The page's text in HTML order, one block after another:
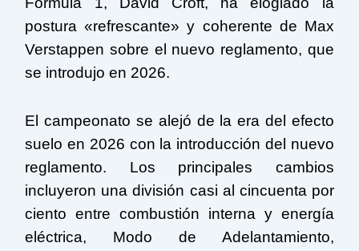
postura «refrescante» y coherente de Max
Verstappen sobre el nuevo reglamento, que
se introdujo en 2026.
El campeonato se alejó de la era del efecto
suelo en 2026 con la introducción del nuevo
reglamento. Los principales cambios
incluyeron una división casi al cincuenta por
ciento entre combustión interna y energía
eléctrica, Modo de Adelantamiento,